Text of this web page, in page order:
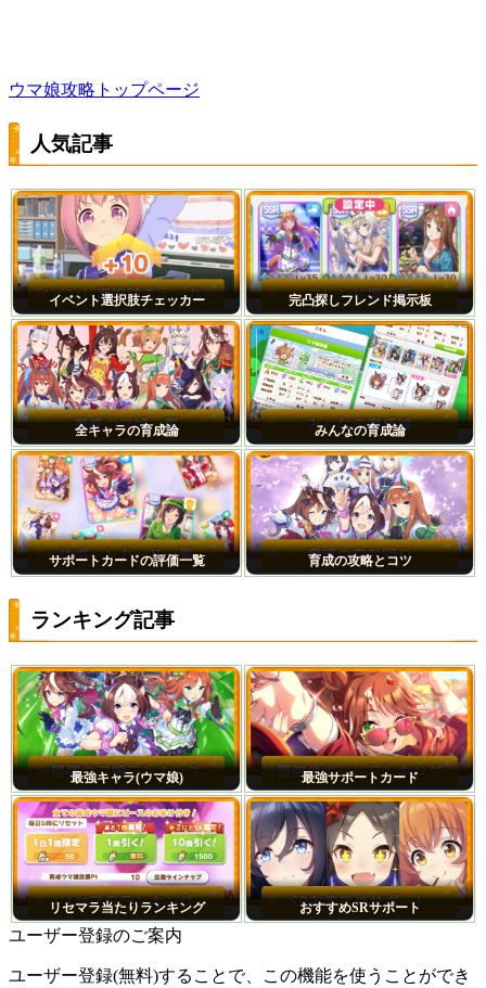
ウマ娘攻略トップページ
人気記事
イベント選択肢チェッカー 完凸探しフレンド掲示板
全キャラの育成論 みんなの育成論
サポートカードの評価一覧 育成の攻略とコツ
ランキング記事
最強キャラ(ウマ娘) 最強サポートカード
リセマラ当たりランキング おすすめSRサポート
ユーザー登録のご案内
ユーザー登録(無料)することで、この機能を使うことができ